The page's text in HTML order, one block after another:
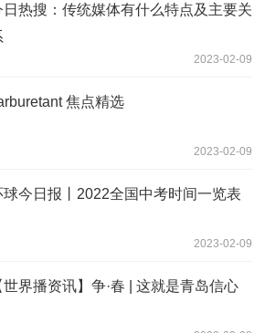
日热搜：传统媒体有什么特点及主要关
2023-02-09
焦点精选
2023-02-09
球今日报丨2022全国中考时间一览表
2023-02-09
世界播资讯】争·春 | 这就是青岛信心